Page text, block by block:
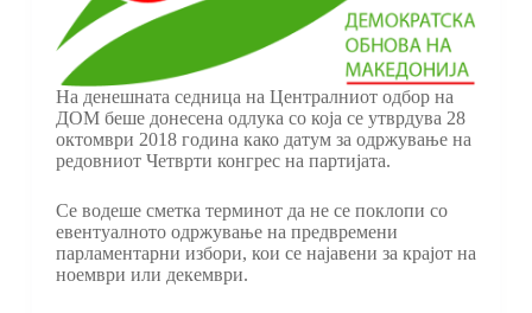
На денешната седница на Централниот одбор на
ДОМ беше донесена одлука со која се утврдува 28
октомври 2018 година како датум за одржување на
редовниот Четврти конгрес на партијата.
Се водеше сметка терминот да не се поклопи со
евентуалното одржување на предвремени
парламентарни избори, кои се најавени за крајот на
ноември или декември.